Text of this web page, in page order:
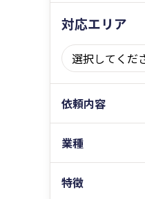
対応エリア
依頼内容
業種
特徴